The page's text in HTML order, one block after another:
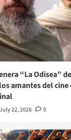
“La Odisea”
amantes del cine
July 22, 2026 0